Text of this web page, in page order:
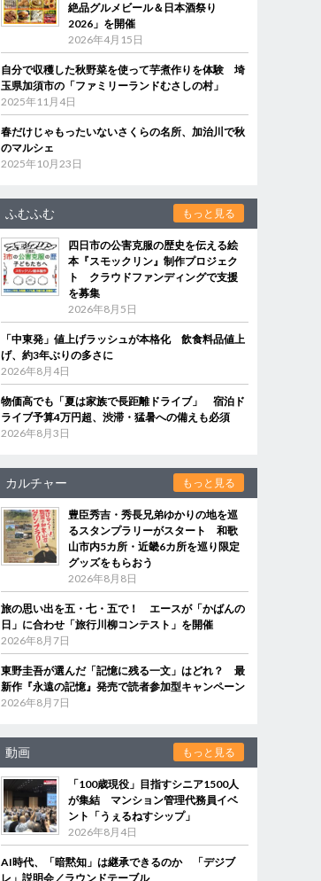
絶品グルメビール＆日本酒祭り
2026」を開催
2026年4月15日
自分で収穫した秋野菜を使って芋煮作りを体験 埼
玉県加須市の「ファミリーランドむさしの村」
2025年11月4日
春だけじゃもったいないさくらの名所、加治川で秋
のマルシェ
2025年10月23日
ふむふむ もっと見る
四日市の公害克服の歴史を伝える絵
本『スモックリン』制作プロジェク
ト クラウドファンディングで支援
を募集
2026年8月5日
「中東発」値上げラッシュが本格化 飲食料品値上
げ、約3年ぶりの多さに
2026年8月4日
物価高でも「夏は家族で長距離ドライブ」 宿泊ド
ライブ予算4万円超、渋滞・猛暑への備えも必須
2026年8月3日
カルチャー もっと見る
豊臣秀吉・秀長兄弟ゆかりの地を巡
るスタンプラリーがスタート 和歌
山市内5カ所・近畿6カ所を巡り限定
グッズをもらおう
2026年8月8日
旅の思い出を五・七・五で！ エースが「かばんの
日」に合わせ「旅行川柳コンテスト」を開催
2026年8月7日
東野圭吾が選んだ「記憶に残る一文」はどれ？ 最
新作『永遠の記憶』発売で読者参加型キャンペーン
2026年8月7日
動画 もっと見る
「100歳現役」目指すシニア1500人
が集結 マンション管理代務員イベ
ント「うぇるねすシップ」
2026年8月4日
AI時代、「暗黙知」は継承できるのか 「デジブ
レ」説明会／ラウンドテーブル